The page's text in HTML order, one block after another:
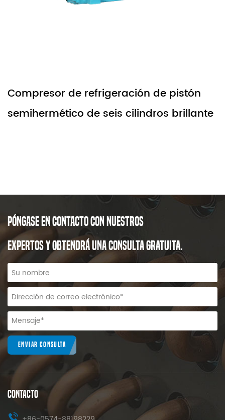
refrigeración de pistón
de seis cilindros brillante
PÓNGASE EN CONTACTO CON NUESTROS
EXPERTOS Y OBTENDRÁ UNA CONSULTA GRATUITA.
ENVIAR CONSULTA
CONTACTO